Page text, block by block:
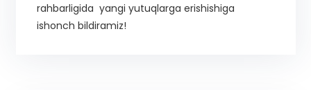
rahbarligida yangi yutuqlarga erishishiga
ishonch bildiramiz!